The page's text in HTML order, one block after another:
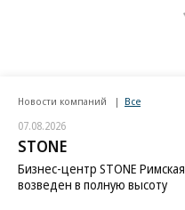
Новости компаний Все
07.08.2026
STONE
Бизнес-центр STONE Римская
возведен в полную высоту